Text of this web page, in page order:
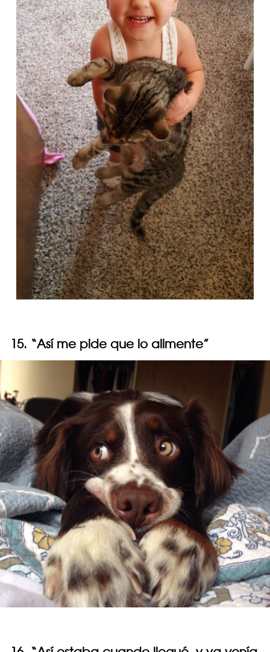
15. “Así me pide que lo alimente”